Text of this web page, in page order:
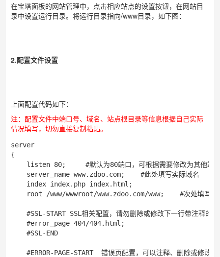
在宝塔面板的网站管理中，点击相应站点的设置按钮，在网站目
录中设置运行目录。将运行目录指向/www目录，如下图：
2.配置文件设置
上面配置代码如下：
注：配置文件中端口号、域名、站点根目录等信息根据自己实际
情况填写，切勿直接复制粘贴。
server
{
listen 80;     #默认为80端口，可根据需要修改为其他端
server_name www.zdoo.com;    #此处填写实际域名
index index.php index.html;
root /www/wwwroot/www.zdoo.com/www;    #次处填写实
#SSL-START SSL相关配置，请勿删除或修改下一行带注释的
#error_page 404/404.html;
#SSL-END
#ERROR-PAGE-START  错误页配置，可以注释、删除或修改